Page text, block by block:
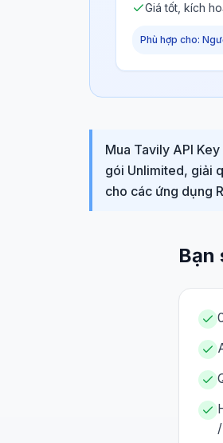
Giá tốt, kích
Phù hợp cho:
Mua Tavily API
gói Unlimited, giải
cho các ứng dụng
Bạn